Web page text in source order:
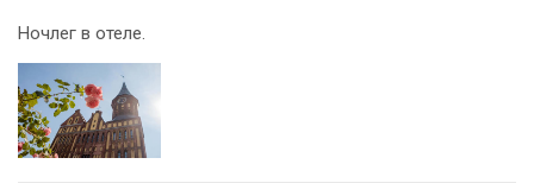
Ночлег в отеле.